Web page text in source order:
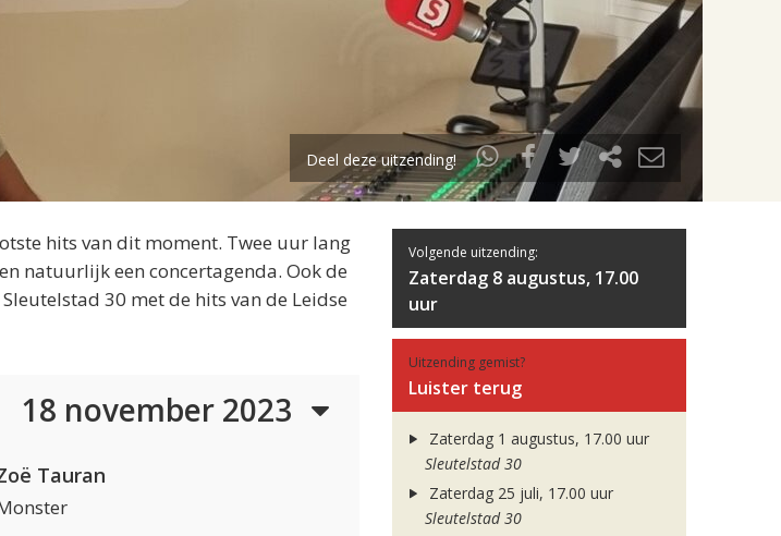
Deel deze uitzending!
hits van dit moment. Twee uur lang
natuurlijk een concertagenda. Ook de
30 met de hits van de Leidse
18 november 2023
Tauran
Volgende uitzending:
Zaterdag 8 augustus, 17.00
uur
Uitzending gemist?
Luister terug
Zaterdag 1 augustus, 17.00 uur
Sleutelstad 30
Zaterdag 25 juli, 17.00 uur
Sleutelstad 30